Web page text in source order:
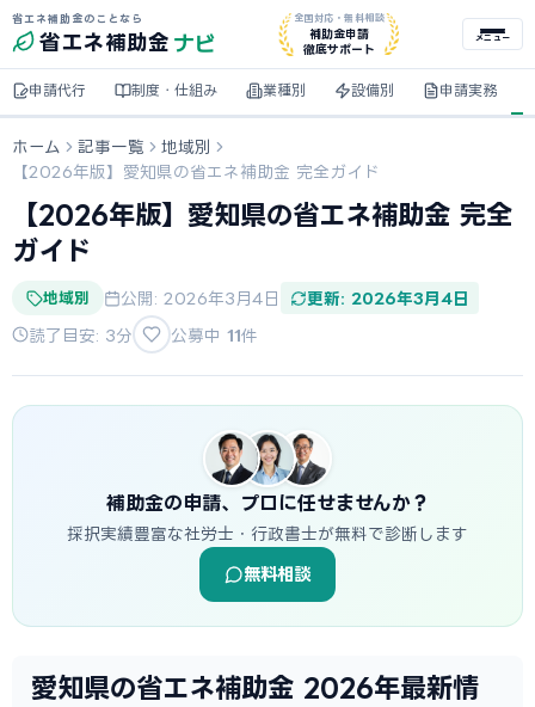
省エネ補助金のことなら
省エネ補助金 ナビ
全国対応・無料相談
補助金申請
徹底サポート
メニュー
申請代行 制度・仕組み 業種別 設備別 申請実務
ホーム 記事一覧
地域別
【2026年版】愛知県の省エネ補助金 完全ガイド
【2026年版】愛知県の省エネ補助金 完全
ガイド
地域別 公開: 2026年3月4日 更新: 2026年3月4日
読了目安: 3分 公募中 11件
補助金の申請、プロに任せませんか？
採択実績豊富な社労士・行政書士が無料で診断します
無料相談
愛知県の省エネ補助金 2026年最新情